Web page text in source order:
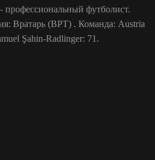
профессиональный футболист.
Вратарь (ВРТ) . Команда: Austria
Şahin-Radlinger: 71.